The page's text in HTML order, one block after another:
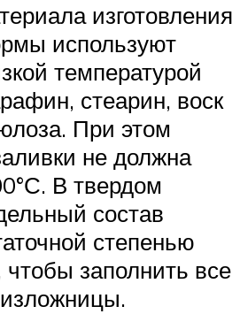
изготовления
используют
температурой
стеарин, воск
При этом
не должна
В твердом
состав
степенью
чтобы заполнить все